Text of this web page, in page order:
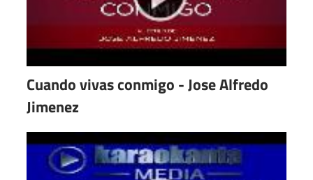
Cuando vivas conmigo - Jose Alfredo
Jimenez